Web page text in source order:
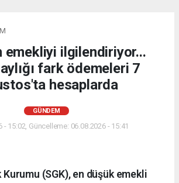
emekliyi ilgilendiriyor...
fark ödemeleri 7
hesaplarda
GÜNDEM
- 15:02, Güncelleme: 06.08.2026 - 15:41
(SGK), en düşük emekli